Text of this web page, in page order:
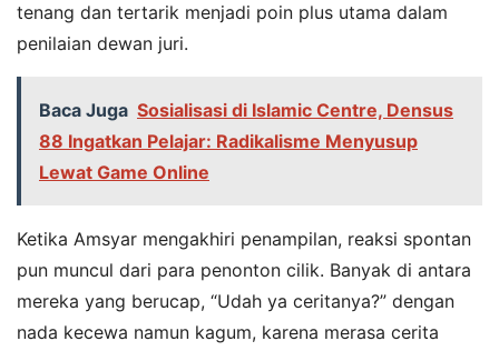
tenang dan tertarik menjadi poin plus utama dalam
penilaian dewan juri.
Baca Juga Sosialisasi di Islamic Centre, Densus
88 Ingatkan Pelajar: Radikalisme Menyusup
Lewat Game Online
Ketika Amsyar mengakhiri penampilan, reaksi spontan
pun muncul dari para penonton cilik. Banyak di antara
mereka yang berucap, “Udah ya ceritanya?” dengan
nada kecewa namun kagum, karena merasa cerita